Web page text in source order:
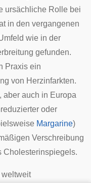
ursächliche Rolle bei
in den vergangenen
wie in der
gefunden.
Praxis ein
von Herzinfarkten.
, aber auch in Europa
oder
Margarine)
Verschreibung
Cholesterinspiegels.
weltweit